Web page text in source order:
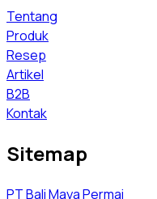
Tentang
Produk
Resep
Artikel
B2B
Kontak
Sitemap
PT Bali Maya Permai